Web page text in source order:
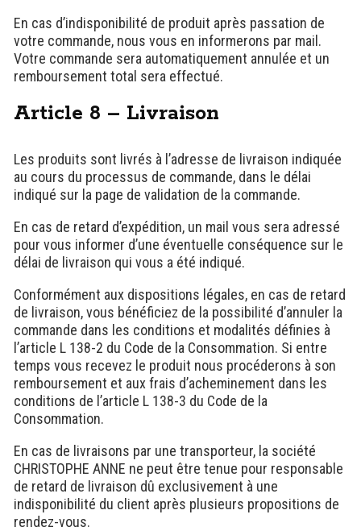
En cas d’indisponibilité de produit après passation de
votre commande, nous vous en informerons par mail.
Votre commande sera automatiquement annulée et un
remboursement total sera effectué.
Article 8 – Livraison
Les produits sont livrés à l’adresse de livraison indiquée
au cours du processus de commande, dans le délai
indiqué sur la page de validation de la commande.
En cas de retard d’expédition, un mail vous sera adressé
pour vous informer d’une éventuelle conséquence sur le
délai de livraison qui vous a été indiqué.
Conformément aux dispositions légales, en cas de retard
de livraison, vous bénéficiez de la possibilité d’annuler la
commande dans les conditions et modalités définies à
l’article L 138-2 du Code de la Consommation. Si entre
temps vous recevez le produit nous procéderons à son
remboursement et aux frais d’acheminement dans les
conditions de l’article L 138-3 du Code de la
Consommation.
En cas de livraisons par une transporteur, la société
CHRISTOPHE ANNE ne peut être tenue pour responsable
de retard de livraison dû exclusivement à une
indisponibilité du client après plusieurs propositions de
rendez-vous.